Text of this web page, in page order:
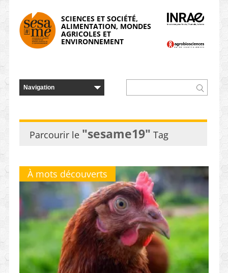
SCIENCES ET SOCIÉTÉ,
ALIMENTATION, MONDES
AGRICOLES ET
ENVIRONNEMENT
Parcourir le "sesame19" Tag
À mots découverts